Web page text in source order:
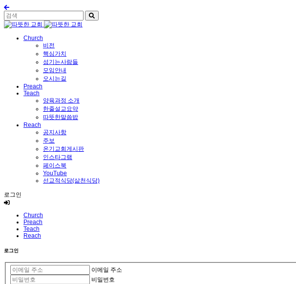
Church
비전
핵심가치
섬기는사람들
모임안내
오시는길
Preach
Teach
양육과정 소개
한줄설교요약
따뜻한말씀밥
Reach
공지사항
주보
온기교회게시판
인스타그램
페이스북
YouTube
선교적식당(삶천식당)
로그인
Church
Preach
Teach
Reach
로그인
이메일 주소
비밀번호